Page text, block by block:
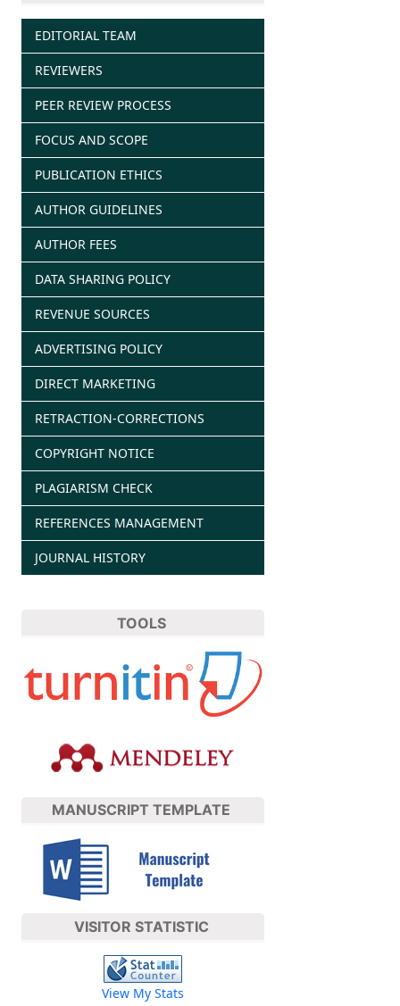
EDITORIAL TEAM
REVIEWERS
PEER REVIEW PROCESS
FOCUS AND SCOPE
PUBLICATION ETHICS
AUTHOR GUIDELINES
AUTHOR FEES
DATA SHARING POLICY
REVENUE SOURCES
ADVERTISING POLICY
DIRECT MARKETING
RETRACTION-CORRECTIONS
COPYRIGHT NOTICE
PLAGIARISM CHECK
REFERENCES MANAGEMENT
JOURNAL HISTORY
TOOLS
MANUSCRIPT TEMPLATE
VISITOR STATISTIC
View My Stats